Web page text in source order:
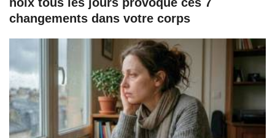
changements dans votre corps